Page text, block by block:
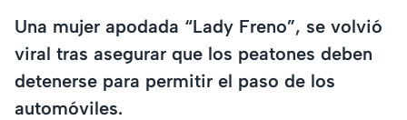
Una mujer apodada “Lady Freno”, se volvió
viral tras asegurar que los peatones deben
detenerse para permitir el paso de los
automóviles.